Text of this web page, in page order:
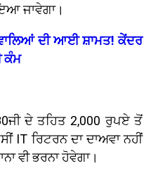
ਜਾਵੇਗਾ।
ਦੀ ਆਈ ਸ਼ਾਮਤ! ਕੇਂਦਰ
ਕੰਮ
ਦੇ ਤਹਿਤ 2,000 ਰੁਪਏ ਤੋਂ
IT ਰਿਟਰਨ ਦਾ ਦਾਅਵਾ ਨਹੀਂ
ਵੀ ਭਰਨਾ ਹੋਵੇਗਾ।